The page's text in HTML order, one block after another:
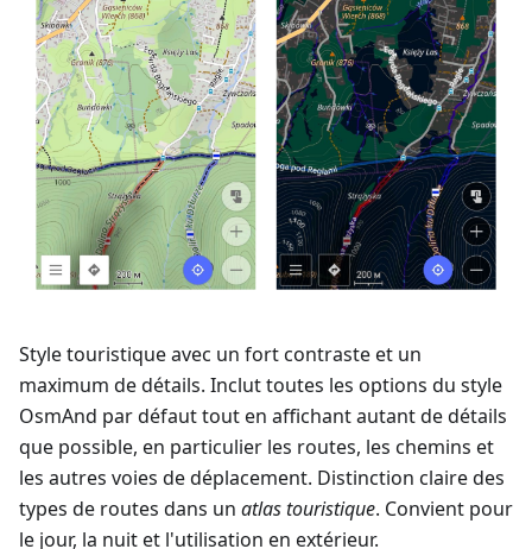
Style touristique avec un fort contraste et un
maximum de détails. Inclut toutes les options du style
OsmAnd par défaut tout en affichant autant de détails
que possible, en particulier les routes, les chemins et
les autres voies de déplacement. Distinction claire des
types de routes dans un atlas touristique. Convient pour
le jour, la nuit et l'utilisation en extérieur.